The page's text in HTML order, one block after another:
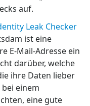
auf.
Leak Checker
ist eine
E-Mail-Adresse ein
darüber, welche
ihre Daten lieber
einem
eine gute